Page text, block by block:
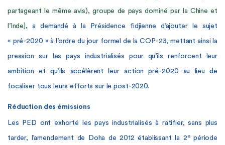
partageant le même avis), groupe de pays dominé par la Chine et
l’Inde],a demandé à la Présidence fidjienne d’ajouter le sujet
« pré-2020 » à l’ordre du jour formel de la COP-23, mettant ainsi la
pression sur les pays industrialisés pour qu’ils renforcent leur
ambition et qu’ils accélèrent leur action pré-2020 au lieu de
focaliser tous leurs efforts sur le post-2020.
Réduction des émissions
Les PED ont exhorté les pays industrialisés à ratifier, sans plus
tarder, l’amendement de Doha de 2012 établissant la 2 epériode